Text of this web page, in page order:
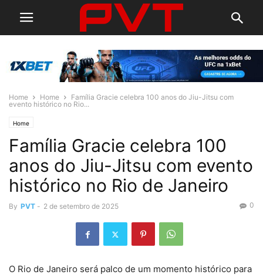
Home Home
Família Gracie celebra 100 anos do Jiu-Jitsu com
evento histórico no Rio...
Home
Família Gracie celebra 100
anos do Jiu-Jitsu com evento
histórico no Rio de Janeiro
By PVT - 2 de setembro de 2025 0
O Rio de Janeiro será palco de um momento histórico para